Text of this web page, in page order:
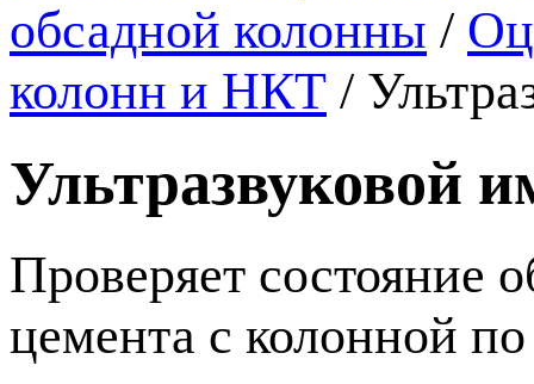
обсадной колонны /
колонн и НКТ /
Ультразвуковой
Проверяет состояние
цемента с колонной